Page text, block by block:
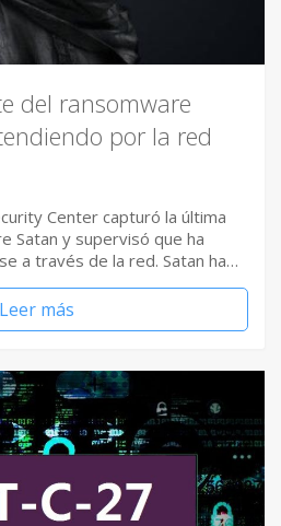
del ransomware
por la red
Center capturó la última
Satan y supervisó que ha
a través de la red. Satan ha…
Leer más